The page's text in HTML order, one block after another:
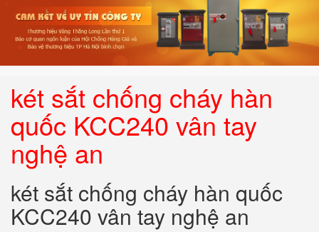
két sắt chống cháy hàn
quốc KCC240 vân tay
nghệ an
két sắt chống cháy hàn quốc
KCC240 vân tay nghệ an